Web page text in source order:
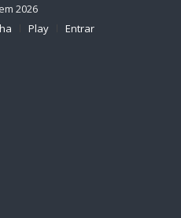
2026
Play Entrar